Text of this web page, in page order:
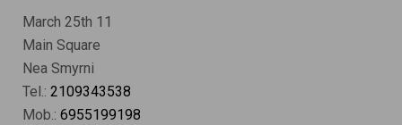
March 25th 11
Main Square
Nea Smyrni
Tel.: 2109343538
Mob.: 6955199198